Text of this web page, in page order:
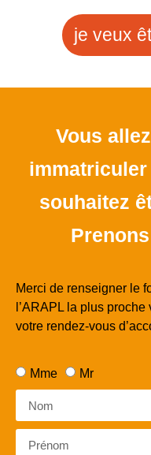
je veux
Vous
souhaitez
Merci de renseigner le
l’ARAPL la plus
votre rendez-vous
Mme Mr